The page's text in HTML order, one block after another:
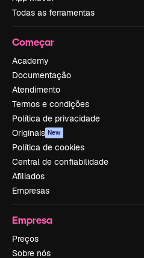
Todas as ferramentas
Começar
Academy
Documentação
Atendimento
Termos e condições
Política de privacidade
Originais New
Política de cookies
Central de confiabilidade
Afiliados
Empresas
Empresa
Preços
Sobre nós